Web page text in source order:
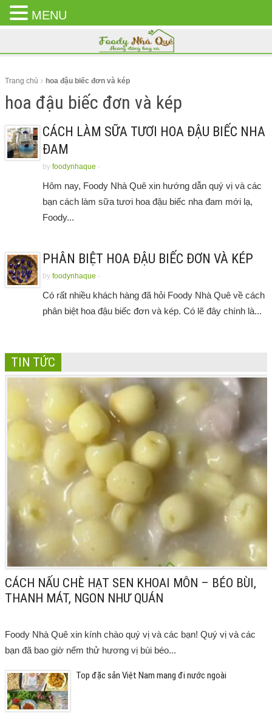
CLOSE
MENU
Trang chủ hoa đậu biếc đơn và kép
hoa đậu biếc đơn và kép
CÁCH LÀM SỮA TƯƠI HOA ĐẬU BIẾC NHA
ĐAM
by foodynhaque -
Hôm nay, Foody Nhà Quê xin hướng dẫn quý vị và các
bạn cách làm sữa tươi hoa đậu biếc nha đam mới lạ,
Foody...
PHÂN BIỆT HOA ĐẬU BIẾC ĐƠN VÀ KÉP
by foodynhaque -
Có rất nhiều khách hàng đã hỏi Foody Nhà Quê về cách
phân biệt hoa đậu biếc đơn và kép. Có lẽ đây chính là...
TIN TỨC
CÁCH NẤU CHÈ HẠT SEN KHOAI MÔN – BÉO BÙI,
THANH MÁT, NGON NHƯ QUÁN
Foody Nhà Quê xin kính chào quý vị và các bạn! Quý vị và các
bạn đã bao giờ nếm thử hương vị bùi béo...
Top đặc sản Việt Nam mang đi nước ngoài
MENU